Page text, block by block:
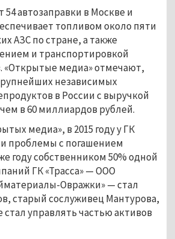
54 автозаправки в Москве и
топливом около пяти
АЗС по стране, а также
и транспортировкой
«Открытые медиа» отмечают,
независимых
в России с выручкой
чем в 60 миллиардов рублей.
медиа», в 2015 году у ГК
проблемы с погашением
году собственником 50% одной
ГК «Трасса» — ООО
Овражки» — стал
старый сослуживец Мантурова,
управлять частью активов